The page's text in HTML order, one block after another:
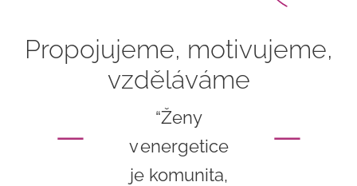
Propojujeme, motivujeme,
vzděláváme
–
“Ženy
v energetice
je komunita,
–